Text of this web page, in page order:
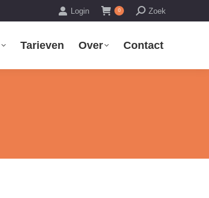
Login 0 Zoeken:
Zoek
Tarieven Over Contact